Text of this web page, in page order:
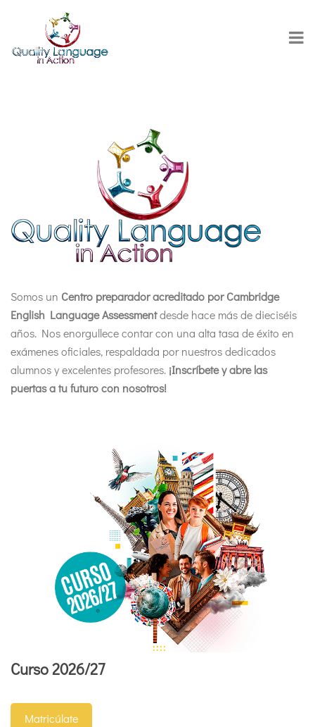
Somos un Centro preparador acreditado por Cambridge
English Language Assessmentdesde hace más de dieciséis
años. Nos enorgullece contar con una alta tasa de éxito en
exámenes oficiales, respaldada por nuestros dedicados
alumnos y excelentes profesores. ¡Inscríbete y abre las
puertas a tu futuro con nosotros!
Curso 2026/27
Matricúlate